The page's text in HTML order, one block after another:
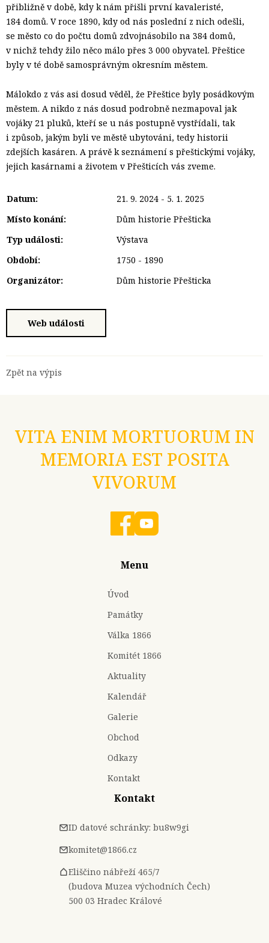
přibližně v době, kdy k nám přišli první kavaleristé,
184 domů. V roce 1890, kdy od nás poslední z nich odešli,
se město co do počtu domů zdvojnásobilo na 384 domů,
v nichž tehdy žilo něco málo přes 3 000 obyvatel. Přeštice
byly v té době samosprávným okresním městem.
Málokdo z vás asi dosud věděl, že Přeštice byly posádkovým
městem. A nikdo z nás dosud podrobně nezmapoval jak
vojáky 21 pluků, kteří se u nás postupně vystřídali, tak
i způsob, jakým byli ve městě ubytováni, tedy historii
zdejších kasáren. A právě k seznámení s přeštickými vojáky,
jejich kasárnami a životem v Přešticích vás zveme.
Datum:
21. 9. 2024 - 5. 1. 2025
Místo konání:
Dům historie Přešticka
Typ události:
Výstava
Období:
1750 - 1890
Organizátor:
Dům historie Přešticka
Web události
Zpět na výpis
VITA ENIM MORTUORUM IN
MEMORIA EST POSITA
VIVORUM
Menu
Úvod
Památky
Válka 1866
Komitét 1866
Aktuality
Kalendář
Galerie
Obchod
Odkazy
Kontakt
Kontakt
ID datové schránky: bu8w9gi
komitet@1866.cz
Eliščino nábřeží 465/7
(budova Muzea východních Čech)
500 03 Hradec Králové